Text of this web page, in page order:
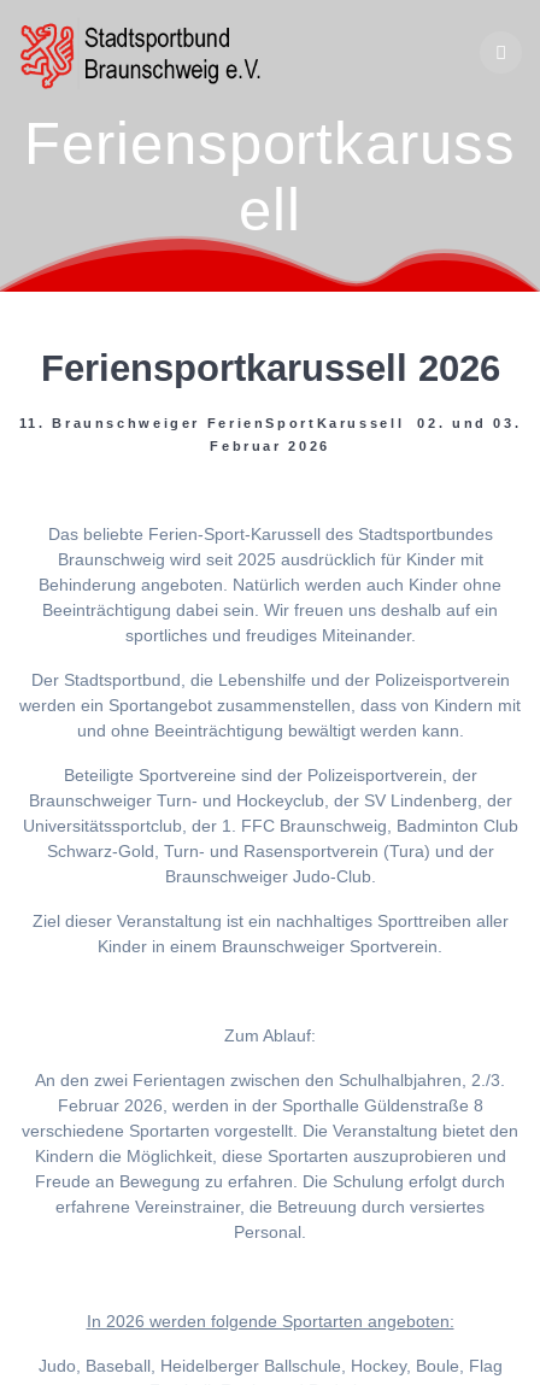
Feriensportkaruss
ell
Feriensportkarussell 2026
11. Braunschweiger FerienSportKarussell 02. und 03.
Februar 2026
Das beliebte Ferien-Sport-Karussell des Stadtsportbundes
Braunschweig wird seit 2025 ausdrücklich für Kinder mit
Behinderung angeboten. Natürlich werden auch Kinder ohne
Beeinträchtigung dabei sein. Wir freuen uns deshalb auf ein
sportliches und freudiges Miteinander.
Der Stadtsportbund, die Lebenshilfe und der Polizeisportverein
werden ein Sportangebot zusammenstellen, dass von Kindern mit
und ohne Beeinträchtigung bewältigt werden kann.
Beteiligte Sportvereine sind der Polizeisportverein, der
Braunschweiger Turn- und Hockeyclub, der SV Lindenberg, der
Universitätssportclub, der 1. FFC Braunschweig, Badminton Club
Schwarz-Gold, Turn- und Rasensportverein (Tura) und der
Braunschweiger Judo-Club.
Ziel dieser Veranstaltung ist ein nachhaltiges Sporttreiben aller
Kinder in einem Braunschweiger Sportverein.
Zum Ablauf:
An den zwei Ferientagen zwischen den Schulhalbjahren, 2./3.
Februar 2026, werden in der Sporthalle Güldenstraße 8
verschiedene Sportarten vorgestellt. Die Veranstaltung bietet den
Kindern die Möglichkeit, diese Sportarten auszuprobieren und
Freude an Bewegung zu erfahren. Die Schulung erfolgt durch
erfahrene Vereinstrainer, die Betreuung durch versiertes
Personal.
In 2026 werden folgende Sportarten angeboten:
Judo, Baseball, Heidelberger Ballschule, Hockey, Boule, Flag